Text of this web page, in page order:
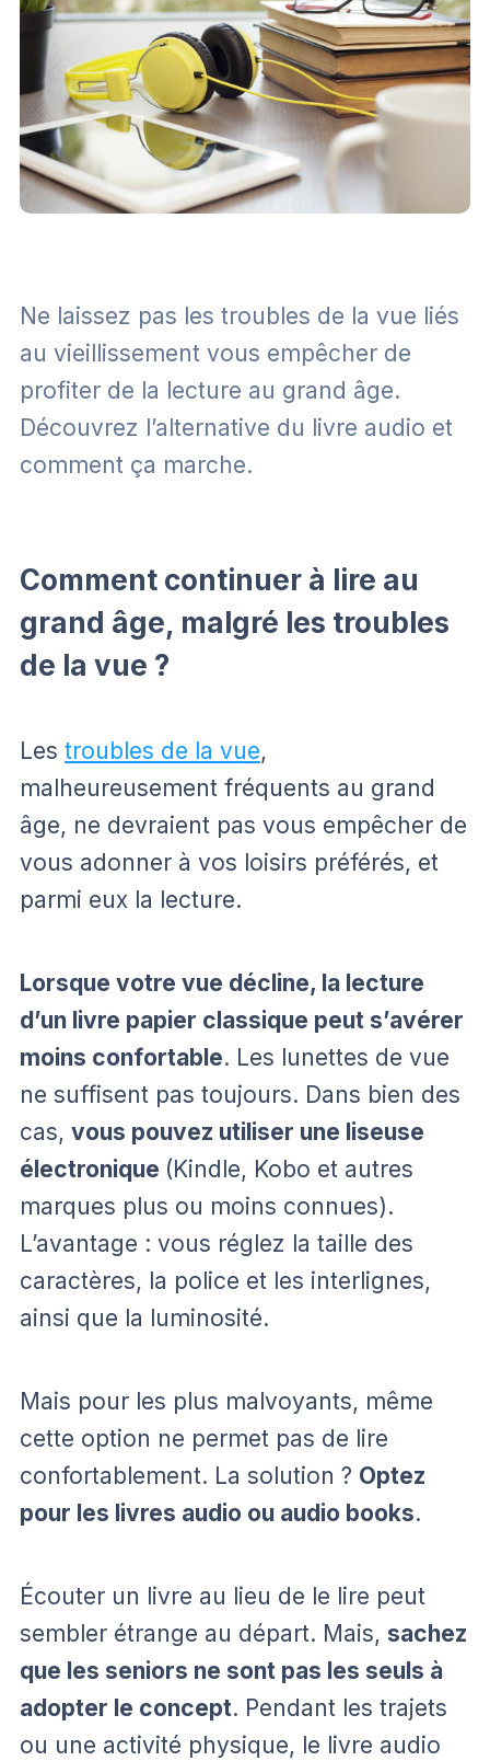
Ne laissez pas les troubles de la vue liés
au vieillissement vous empêcher de
profiter de la lecture au grand âge.
Découvrez l’alternative du livre audio et
comment ça marche.
Comment continuer à lire au
grand âge, malgré les troubles
de la vue ?
Les troubles de la vue,
malheureusement fréquents au grand
âge, ne devraient pas vous empêcher de
vous adonner à vos loisirs préférés, et
parmi eux la lecture.
Lorsque votre vue décline, la lecture
d’un livre papier classique peut s’avérer
moins confortable. Les lunettes de vue
ne suffisent pas toujours. Dans bien des
cas, vous pouvez utiliser une liseuse
électronique (Kindle, Kobo et autres
marques plus ou moins connues).
L’avantage : vous réglez la taille des
caractères, la police et les interlignes,
ainsi que la luminosité.
Mais pour les plus malvoyants, même
cette option ne permet pas de lire
confortablement. La solution ? Optez
pour les livres audio ou audio books.
Écouter un livre au lieu de le lire peut
sembler étrange au départ. Mais, sachez
que les seniors ne sont pas les seuls à
adopter le concept. Pendant les trajets
ou une activité physique, le livre audio